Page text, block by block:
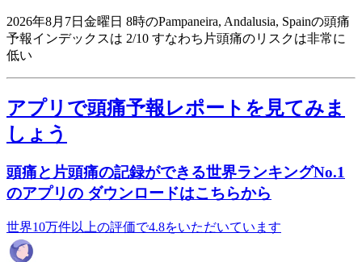
2026年8月7日金曜日 8時のPampaneira, Andalusia, Spainの頭痛
予報インデックスは 2/10 すなわち片頭痛のリスクは非常に
低い
アプリで頭痛予報レポートを見てみま
しょう
頭痛と片頭痛の記録ができる世界ランキングNo.1
のアプリの ダウンロードはこちらから
世界10万件以上の評価で4.8をいただいています